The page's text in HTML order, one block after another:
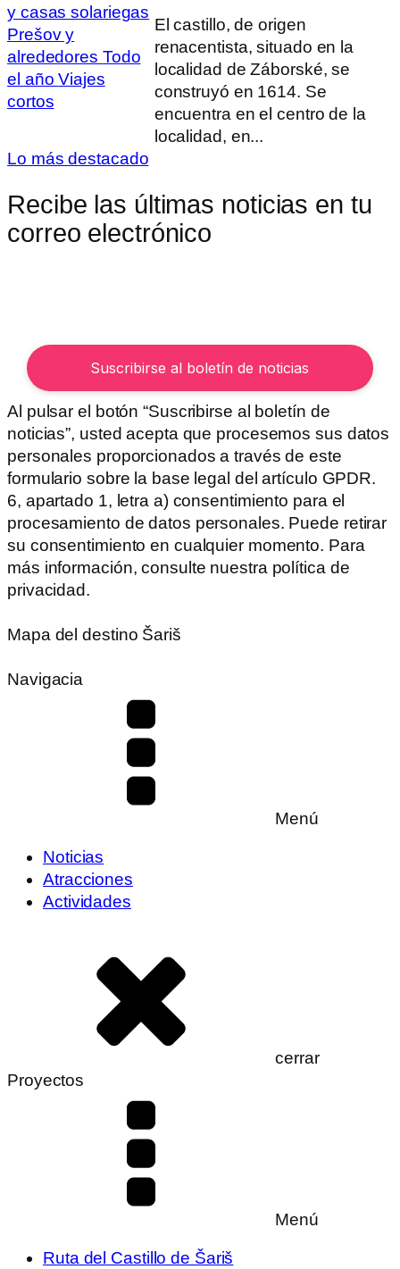
y casas solariegas
Prešov y
alrededores Todo
el añoViajes
cortos
El castillo, de origen
renacentista, situado en la
localidad de Záborské, se
construyó en 1614. Se
encuentra en el centro de la
localidad, en...
Lo más destacado
Recibe las últimas noticias en tu
correo electrónico
Al pulsar el botón “Suscribirse al boletín de
noticias”, usted acepta que procesemos sus datos
personales proporcionados a través de este
formulario sobre la base legal del artículo GPDR.
6, apartado 1, letra a) consentimiento para el
procesamiento de datos personales. Puede retirar
su consentimiento en cualquier momento. Para
más información, consulte nuestra política de
privacidad.
Mapa del destino Šariš
Navigacia
Menú
Noticias
Atracciones
Actividades
cerrar
Proyectos
Menú
Ruta del Castillo de Šariš